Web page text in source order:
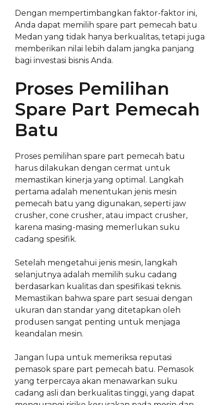
Dengan mempertimbangkan faktor-faktor ini,
Anda dapat memilih spare part pemecah batu
Medan yang tidak hanya berkualitas, tetapi juga
memberikan nilai lebih dalam jangka panjang
bagi investasi bisnis Anda.
Proses Pemilihan
Spare Part Pemecah
Batu
Proses pemilihan spare part pemecah batu
harus dilakukan dengan cermat untuk
memastikan kinerja yang optimal. Langkah
pertama adalah menentukan jenis mesin
pemecah batu yang digunakan, seperti jaw
crusher, cone crusher, atau impact crusher,
karena masing-masing memerlukan suku
cadang spesifik.
Setelah mengetahui jenis mesin, langkah
selanjutnya adalah memilih suku cadang
berdasarkan kualitas dan spesifikasi teknis.
Memastikan bahwa spare part sesuai dengan
ukuran dan standar yang ditetapkan oleh
produsen sangat penting untuk menjaga
keandalan mesin.
Jangan lupa untuk memeriksa reputasi
pemasok spare part pemecah batu. Pemasok
yang terpercaya akan menawarkan suku
cadang asli dan berkualitas tinggi, yang dapat